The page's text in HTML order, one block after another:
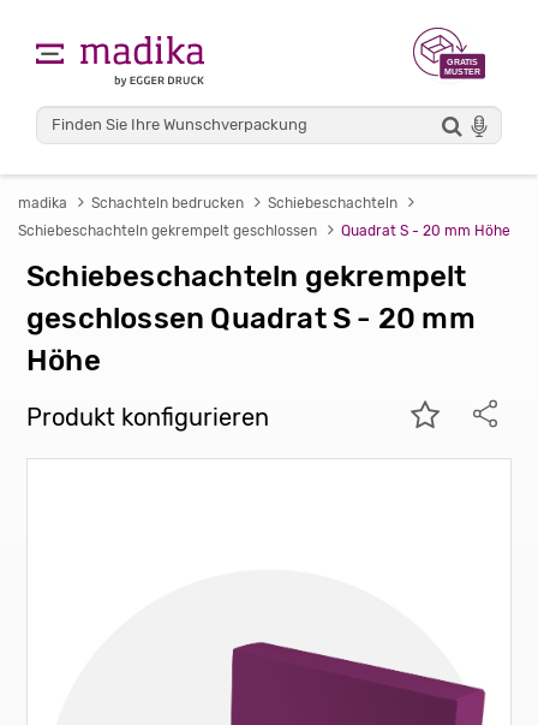
madika Schachteln bedrucken
Schiebeschachteln
Schiebeschachteln gekrempelt geschlossen
Quadrat S - 20 mm Höhe
Schiebeschachteln gekrempelt
geschlossen Quadrat S - 20 mm
Höhe
Produkt konfigurieren